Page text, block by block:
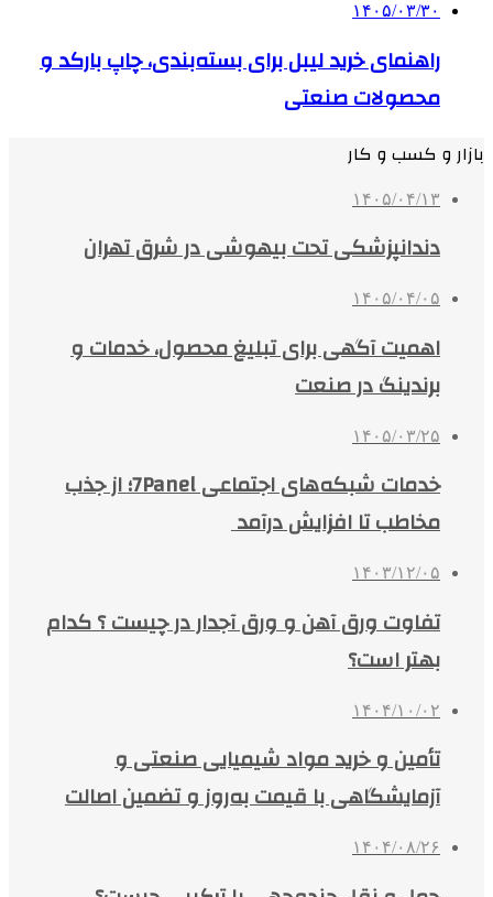
۱۴۰۵/۰۳/۳۰
راهنمای خرید لیبل برای بسته‌بندی، چاپ بارکد و
محصولات صنعتی
بازار و کسب و کار
۱۴۰۵/۰۴/۱۳
دندانپزشکی تحت بیهوشی در شرق تهران
۱۴۰۵/۰۴/۰۵
اهمیت آگهی برای تبلیغ محصول، خدمات و
برندینگ در صنعت
۱۴۰۵/۰۳/۲۵
خدمات شبکه‌های اجتماعی 7Panel؛ از جذب
مخاطب تا افزایش درآمد
۱۴۰۳/۱۲/۰۵
تفاوت ورق آهن و ورق آجدار در چیست ؟ کدام
بهتر است؟
۱۴۰۴/۱۰/۰۲
تأمین و خرید مواد شیمیایی صنعتی و
آزمایشگاهی با قیمت به‌روز و تضمین اصالت
۱۴۰۴/۰۸/۲۶